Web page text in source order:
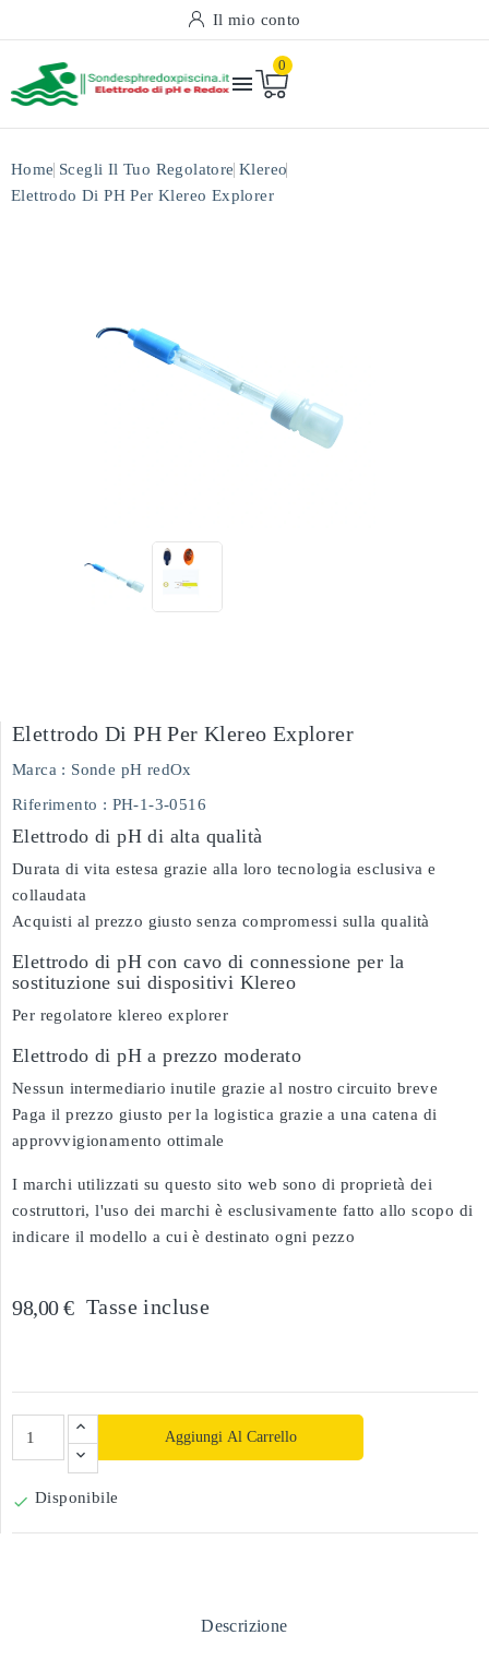
Il mio conto

0
Home Scegli Il Tuo Regolatore Klereo
Elettrodo Di PH Per Klereo Explorer
Elettrodo Di PH Per Klereo Explorer
Marca : Sonde pH redOx
Riferimento : PH-1-3-0516
Elettrodo di pH di alta qualità
Durata di vita estesa grazie alla loro tecnologia esclusiva e
collaudata
Acquisti al prezzo giusto senza compromessi sulla qualità
Elettrodo di pH con cavo di connessione per la
sostituzione sui dispositivi Klereo
Per regolatore klereo explorer
Elettrodo di pH a prezzo moderato
Nessun intermediario inutile grazie al nostro circuito breve
Paga il prezzo giusto per la logistica grazie a una catena di
approvvigionamento ottimale
I marchi utilizzati su questo sito web sono di proprietà dei
costruttori, l'uso dei marchi è esclusivamente fatto allo scopo di
indicare il modello a cui è destinato ogni pezzo
98,00 € Tasse incluse
Aggiungi Al Carrello
 Disponibile
Descrizione